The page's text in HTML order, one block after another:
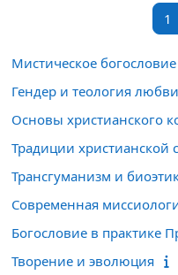
1
Мистическое богословие
Гендер и теология любви
Основы христианского
Традиции христианской
Трансгуманизм и
Современная
Богословие в практике
Творение и эволюция